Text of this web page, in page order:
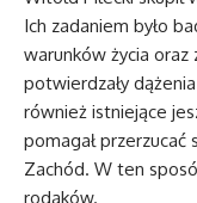
Ich zadaniem było
warunków życia
potwierdzały
również istniejące
pomagał przerzucać
Zachód. W ten
rodaków.